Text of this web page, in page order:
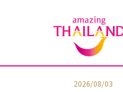
2026/08/03